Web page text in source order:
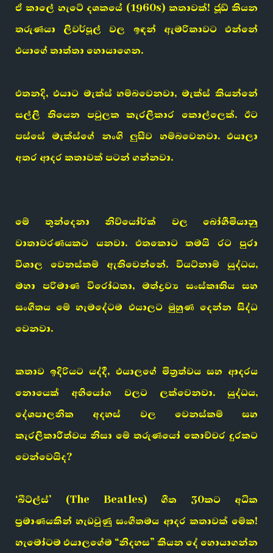
ඒ කාලේ හැටේ දශකයේ (1960s) කතාවක්! ජූඩ් කියන
තරුණයා ලිවර්පූල් වල ඉඳන් ඇමරිකාවට එන්නේ
එයාගේ තාත්තා හොයාගෙන.
එතනදි, එයාට මැක්ස් හම්බවෙනවා, මැක්ස් කියන්නේ
සල්ලි තියෙන පවුලක කැරලිකාර කොල්ලෙක්. ඊට
පස්සේ මැක්ස්ගේ නංගි ලුසීව හම්බවෙනවා. එයාලා
අතර ආදර කතාවක් පටන් ගන්නවා.
මේ තුන්දෙනා නිව්යෝර්ක් වල බෝහීමියානු
වාතාවරණයකට යනවා. එතකොට තමයි රට පුරා
විශාල වෙනස්කම් ඇතිවෙන්නේ. වියට්නාම් යුද්ධය,
මහා පරිමාණ විරෝධතා, මත්ද්‍රව්‍ය සංස්කෘතිය සහ
සංගීතය මේ හැමදේටම එයාලට මුහුණ දෙන්න සිද්ධ
වෙනවා.
කතාව ඉදිරියට යද්දී, එයාලගේ මිත්‍රත්වය සහ ආදරය
නොයෙක් අභියෝග වලට ලක්වෙනවා. යුද්ධය,
දේශපාලනික අදහස් වල වෙනස්කම් සහ
කැරලිකාරීත්වය නිසා මේ තරුණයෝ කොච්චර දුරකට
වෙන්වෙයිද?
‘බීට්ල්ස්’ (The Beatles) ගීත 30කට අධික
ප්‍රමාණයකින් හැඩවුණු සංගීතමය ආදර කතාවක් මේක!
හැමෝටම එයාලගේම “නිදහස” කියන දේ හොයාගන්න